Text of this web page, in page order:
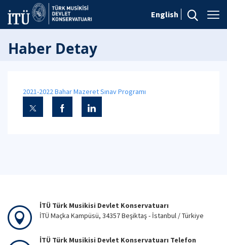
English
Haber Detay
2021-2022 Bahar Mazeret Sınav Programı
İTÜ Türk Musikisi Devlet Konservatuarı
İTÜ Maçka Kampüsü, 34357 Beşiktaş - İstanbul / Türkiye
İTÜ Türk Musikisi Devlet Konservatuarı Telefon